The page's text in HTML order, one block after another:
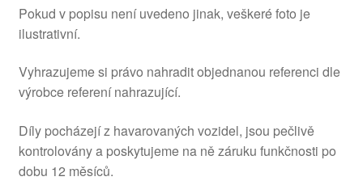
Pokud v popisu není uvedeno jinak, veškeré foto je
ilustrativní.
Vyhrazujeme si právo nahradit objednanou referenci dle
výrobce referení nahrazující.
Díly pocházejí z havarovaných vozidel, jsou pečlivě
kontrolovány a poskytujeme na ně záruku funkčnosti po
dobu 12 měsíců.